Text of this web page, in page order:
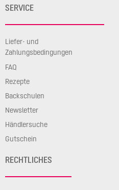
SERVICE
Liefer- und
Zahlungsbedingungen
FAQ
Rezepte
Backschulen
Newsletter
Händlersuche
Gutschein
RECHTLICHES